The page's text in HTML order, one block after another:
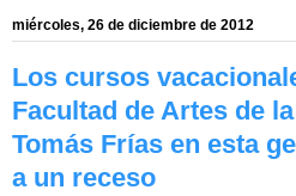
miércoles, 26 de diciembre de 2012
Los cursos
Facultad de Artes de
Tomás Frías en esta
a un receso